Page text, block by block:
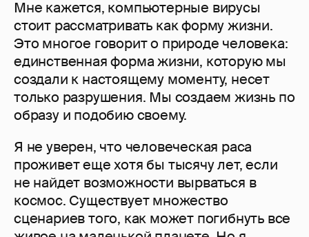
Мне кажется, компьютерные вирусы
стоит рассматривать как форму жизни.
Это многое говорит о природе человека:
единственная форма жизни, которую мы
создали к настоящему моменту, несет
только разрушения. Мы создаем жизнь по
образу и подобию своему.
Я не уверен, что человеческая раса
проживет еще хотя бы тысячу лет, если
не найдет возможности вырваться в
космос. Существует множество
сценариев того, как может погибнуть все